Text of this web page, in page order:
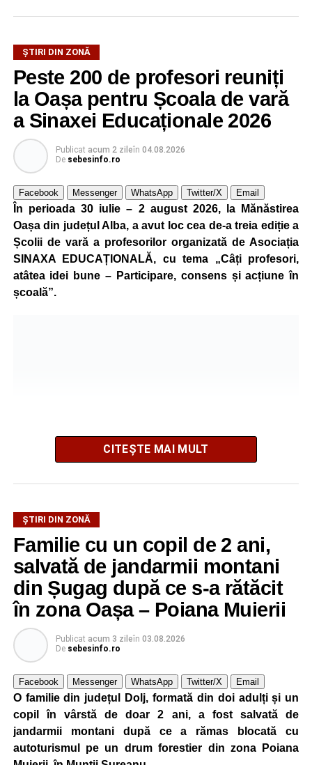
ȘTIRI DIN ZONĂ
Peste 200 de profesori reuniți
la Oașa pentru Școala de vară
a Sinaxei Educaționale 2026
Publicat acum 2 zileîn 04.08.2026
De sebesinfo.ro
Facebook Messenger WhatsApp Twitter/X Email
În perioada 30 iulie – 2 august 2026, la Mănăstirea
Oașa din județul Alba, a avut loc cea de-a treia ediție a
Școlii de vară a profesorilor organizată de Asociația
SINAXA EDUCAȚIONALĂ, cu tema „Câți profesori,
atâtea idei bune – Participare, consens și acțiune în
școală”.
La ediția din acest an au participat peste 200 de cadre
didactice din întreaga țară. Printre participanți s-au aflat
profesori debutanți, profesori cu experiență, inspectori
școlari, directori de școli, consilieri școlari, educatori și
învățători, reprezentând aproape toate disciplinele din
sistemul de învățământ.
Participare, consens și asumare în școală
Tema ediției din acest an a pornit de la convingerea că
școala românească dispune de una dintre cele mai
importante resurse: experiența profesorilor. Provocarea nu
este lipsa ideilor, ci identificarea unor contexte în care
acestea să poată fi ascultate, validate și transformate în
proiecte comune.
CITEȘTE MAI MULT
ȘTIRI DIN ZONĂ
Familie cu un copil de 2 ani,
salvată de jandarmii montani
din Șugag după ce s-a rătăcit
în zona Oașa – Poiana Muierii
Publicat acum 3 zileîn 03.08.2026
De sebesinfo.ro
Facebook Messenger WhatsApp Twitter/X Email
O familie din județul Dolj, formată din doi adulți și un
copil în vârstă de doar 2 ani, a fost salvată de
jandarmii montani după ce a rămas blocată cu
autoturismul pe un drum forestier din zona Poiana